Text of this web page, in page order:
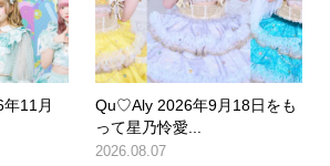
11月
Qu♡Aly 2026年9月18日をも
って星乃怜愛...
2026.08.07